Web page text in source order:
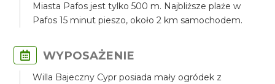
Miasta Pafos jest tylko 500 m. Najbliższe plaże w
Pafos 15 minut pieszo, około 2 km samochodem.
WYPOSAŻENIE
Willa Bajeczny Cypr posiada mały ogródek z